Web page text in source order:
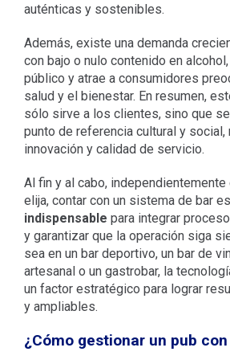
auténticas y sostenibles.
Además, existe una demanda
con bajo o nulo contenido en
público y atrae a consumidores
salud y el bienestar. En resumen,
sólo sirve a los clientes, sino que
punto de referencia cultural y social,
innovación y calidad de servicio.
Al fin y al cabo,
elija, contar con un sistema de bar
indispensable para integrar
y garantizar que la operación siga
sea en un bar deportivo, un bar de
artesanal o un gastrobar, la
un factor estratégico para lograr
y ampliables.
¿Cómo gestionar un pub